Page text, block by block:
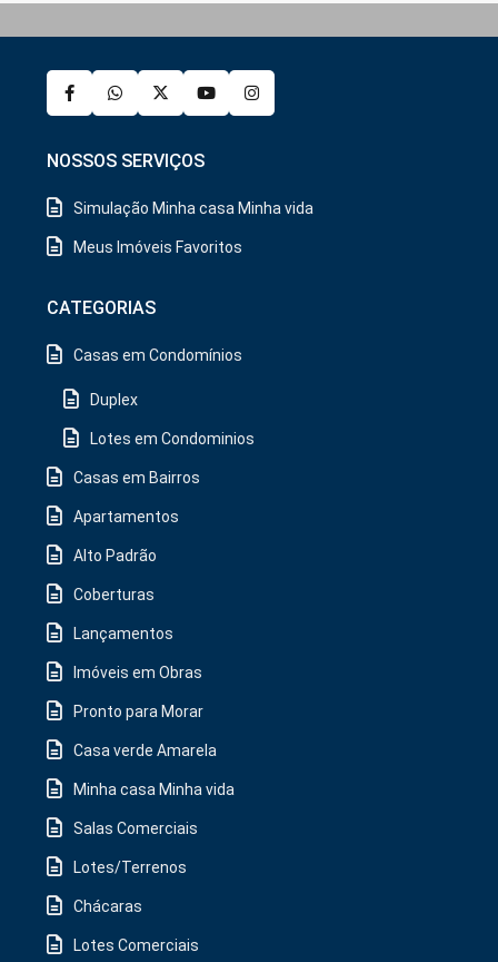
NOSSOS SERVIÇOS
Simulação Minha casa Minha vida
Meus Imóveis Favoritos
CATEGORIAS
Casas em Condomínios
Duplex
Lotes em Condominios
Casas em Bairros
Apartamentos
Alto Padrão
Coberturas
Lançamentos
Imóveis em Obras
Pronto para Morar
Casa verde Amarela
Minha casa Minha vida
Salas Comerciais
Lotes/Terrenos
Chácaras
Lotes Comerciais